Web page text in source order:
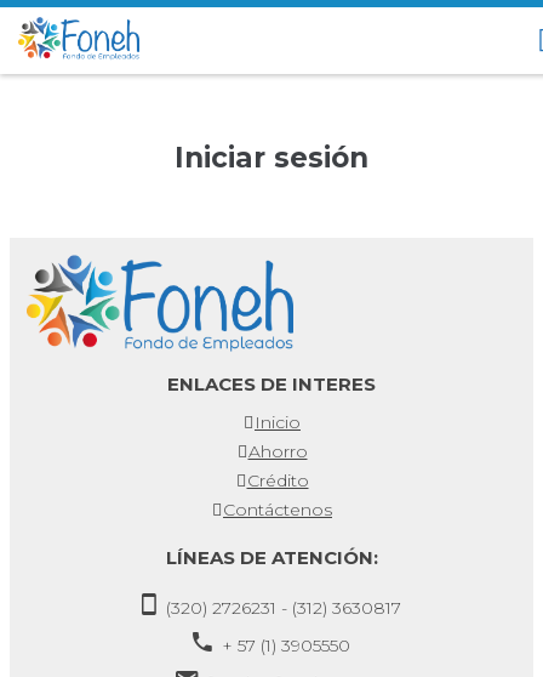
Iniciar sesión
ENLACES DE INTERES
Inicio
Ahorro
Crédito
Contáctenos
LÍNEAS DE ATENCIÓN:
(320) 2726231 - (312) 3630817
+ 57 (1) 3905550